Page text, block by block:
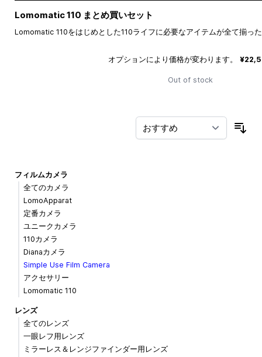
Lomomatic 110 まとめ買いセット
Lomomatic 110をはじめとした110ライフに必要なアイテムが全て揃っ
オプションにより価格が変わります。
Out of stock
フィルムカメラ
全てのカメラ
LomoApparat
定番カメラ
ユニークカメラ
110カメラ
Dianaカメラ
Simple Use Film Camera
アクセサリー
Lomomatic 110
レンズ
全てのレンズ
一眼レフ用レンズ
ミラーレス＆レンジファインダー用レンズ